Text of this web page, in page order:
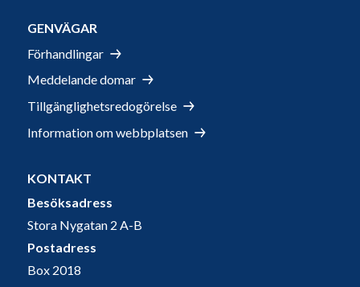
GENVÄGAR
Förhandlingar
Meddelande domar
Tillgänglighetsredogörelse
Information om webbplatsen
KONTAKT
Besöksadress
Stora Nygatan 2 A-B
Postadress
Box 2018